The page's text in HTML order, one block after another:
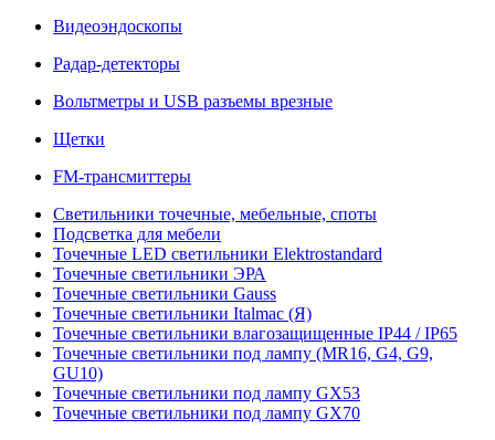
Видеоэндоскопы
Радар-детекторы
Вольтметры и USB разъемы врезные
Щетки
FM-трансмиттеры
Светильники точечные, мебельные, споты
Подсветка для мебели
Точечные LED светильники Elektrostandard
Точечные светильники ЭРА
Точечные светильники Gauss
Точечные светильники Italmac (Я)
Точечные светильники влагозащищенные IP44 / IP65
Точечные светильники под лампу (MR16, G4, G9,
GU10)
Точечные светильники под лампу GX53
Точечные светильники под лампу GX70